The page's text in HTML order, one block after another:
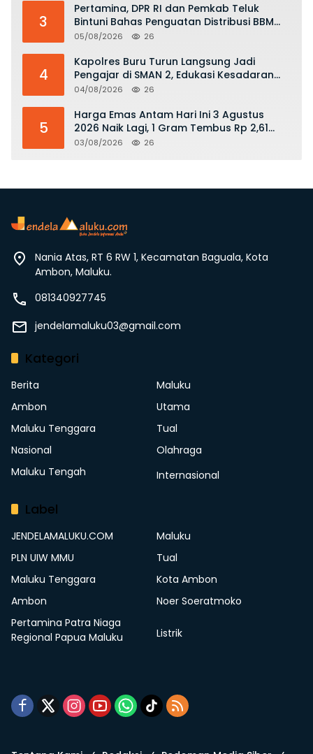
3
Pertamina, DPR RI dan Pemkab Teluk
Bintuni Bahas Penguatan Distribusi BBM
dan LPG
05/08/2026 26
4
Kapolres Buru Turun Langsung Jadi
Pengajar di SMAN 2, Edukasi Kesadaran
Hukum dan Stop Kekerasan
04/08/2026 26
5
Harga Emas Antam Hari Ini 3 Agustus
2026 Naik Lagi, 1 Gram Tembus Rp 2,61
Juta
03/08/2026 26
Nania Atas, RT 6 RW 1, Kecamatan Baguala, Kota
Ambon, Maluku.
081340927745
jendelamaluku03@gmail.com
Kategori
Berita
Maluku
Ambon
Utama
Maluku Tenggara
Tual
Nasional
Olahraga
Maluku Tengah
Internasional
Label
JENDELAMALUKU.COM
Maluku
PLN UIW MMU
Tual
Maluku Tenggara
Kota Ambon
Ambon
Noer Soeratmoko
Pertamina Patra Niaga
Regional Papua Maluku
Listrik